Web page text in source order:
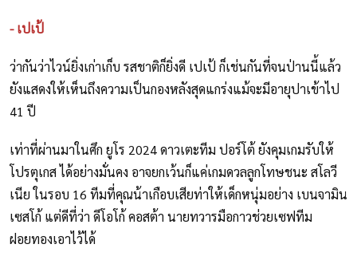
- เปเป้
ว่ากันว่าไวน์ยิ่งเก่าเก็บ รสชาติก็ยิ่งดี เปเป้ ก็เช่นกันที่จนป่านนี้แล้ว
ยังแสดงให้เห็นถึงความเป็นกองหลังสุดแกร่งแม้จะมีอายุปาเข้าไป
41 ปี
เท่าที่ผ่านมาในศึก ยูโร 2024 ดาวเตะทีม ปอร์โต้ ยังคุมเกมรับให้
โปรตุเกส ได้อย่างมั่นคง อาจยกเว้นก็แค่เกมดวลลูกโทษชนะ สโลวี
เนีย ในรอบ 16 ทีมที่คุณน้าเกือบเสียท่าให้เด็กหนุ่มอย่าง เบนจามิน
เซสโก้ แต่ดีที่ว่า ดีโอโก้ คอสต้า นายทวารมือกาวช่วยเซฟทีม
ฝอยทองเอาไว้ได้